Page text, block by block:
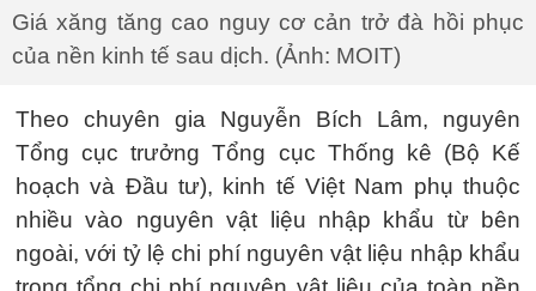
Giá xăng tăng cao nguy cơ cản trở đà hồi phục
của nền kinh tế sau dịch. (Ảnh: MOIT)
Theo chuyên gia Nguyễn Bích Lâm, nguyên
Tổng cục trưởng Tổng cục Thống kê (Bộ Kế
hoạch và Đầu tư), kinh tế Việt Nam phụ thuộc
nhiều vào nguyên vật liệu nhập khẩu từ bên
ngoài, với tỷ lệ chi phí nguyên vật liệu nhập khẩu